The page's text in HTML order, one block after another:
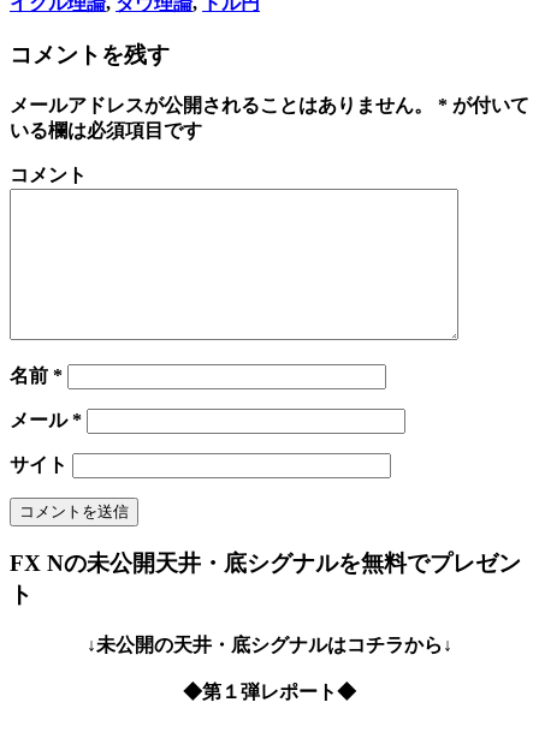
コメントを残す
メールアドレスが公開されることはありません。 * が付いて
いる欄は必須項目です
コメント
名前 *
メール*
サイト
FX Nの未公開天井・底シグナルを無料でプレゼン
ト
↓未公開の天井・底シグナルはコチラから↓
◆第１弾レポート◆